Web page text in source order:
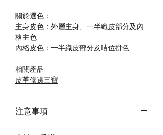
關於選色：
主身皮色：外層主身、一半織皮部分及內
格主色
內格皮色：一半織皮部分及咭位拼色
相關產品
皮革修邊三寶
注意事項